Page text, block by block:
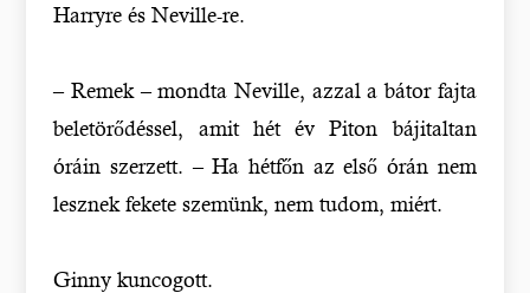
Harryre és Neville-re.
– Remek – mondta Neville, azzal a bátor fajta
beletörődéssel, amit hét év Piton bájitaltan
óráin szerzett. – Ha hétfőn az első órán nem
lesznek fekete szemünk, nem tudom, miért.
Ginny kuncogott.